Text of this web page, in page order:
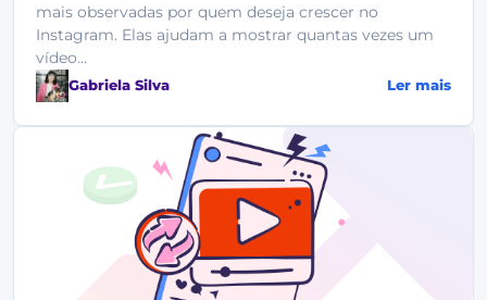
mais observadas por quem deseja crescer no
Instagram. Elas ajudam a mostrar quantas vezes um
vídeo...
Gabriela Silva Ler mais